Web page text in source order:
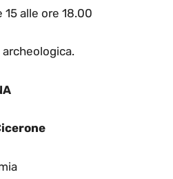
alle ore 18.00
archeologica.